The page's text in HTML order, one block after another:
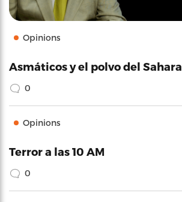
Opinions
Asmáticos y el polvo del Sahara
0
Opinions
Terror a las 10 AM
0